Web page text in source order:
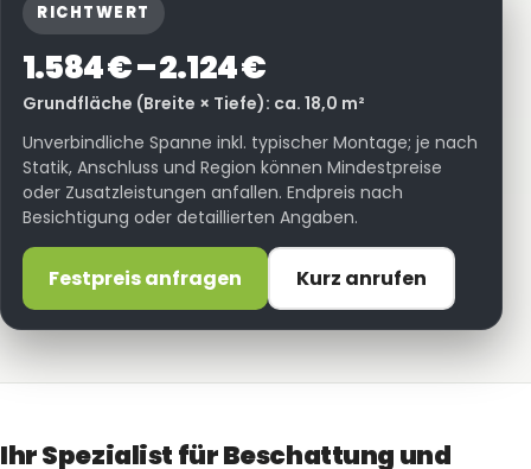
RICHTWERT
1.584 € – 2.124 €
Grundfläche (Breite × Tiefe): ca. 18,0 m²
Unverbindliche Spanne inkl. typischer Montage; je nach
Statik, Anschluss und Region können Mindestpreise
oder Zusatzleistungen anfallen. Endpreis nach
Besichtigung oder detaillierten Angaben.
Festpreis anfragen Kurz anrufen
Ihr Spezialist für Beschattung und